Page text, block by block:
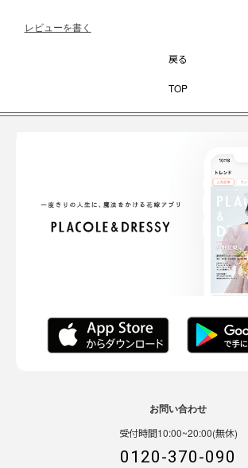
レビューを書く
戻る
TOP
お問い合わせ
受付時間10:00~20:00(無休)
0120-370-090